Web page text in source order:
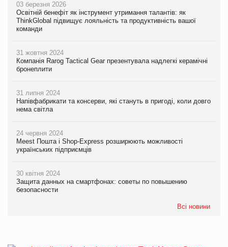
03 березня 2026
Освітній бенефіт як інструмент утримання талантів: як
ThinkGlobal підвищує лояльність та продуктивність вашої
команди
31 жовтня 2024
Компанія Rarog Tactical Gear презентувала надлегкі керамічні
бронеплити
31 липня 2024
Напівфабрикати та консерви, які стануть в пригоді, коли довго
нема світла
24 червня 2024
Meest Пошта і Shop-Express розширюють можливості
українських підприємців
30 квітня 2024
Защита данных на смартфонах: советы по повышению
безопасности
Всі новини